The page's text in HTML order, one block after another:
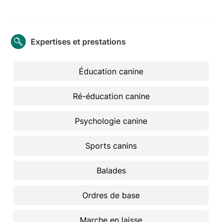
Expertises et prestations
Éducation canine
Ré-éducation canine
Psychologie canine
Sports canins
Balades
Ordres de base
Marche en laisse